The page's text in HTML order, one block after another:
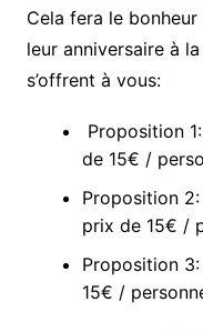
Cela fera le
leur anniversaire à
s’offrent à vous:
Proposition
de 15€ /
Proposition 2:
prix de 15€ /
Proposition
15€ /